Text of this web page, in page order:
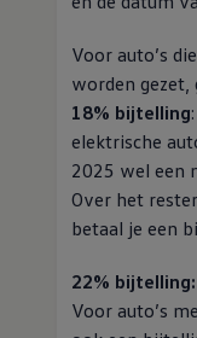
Voor auto’s
worden gezet,
18% bijtelling:
elektrische
2025 wel een
Over het
betaal je een
22% bijtelling:
Voor auto’s